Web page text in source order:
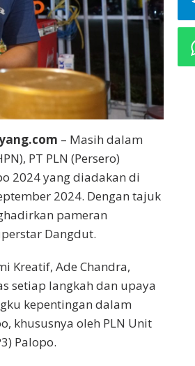
– Masih dalam
PT PLN (Persero)
2024 yang diadakan di
2024. Dengan tajuk
pameran
Dangdut.
Kreatif, Ade Chandra,
setiap langkah dan upaya
kepentingan dalam
khususnya oleh PLN Unit
Palopo.